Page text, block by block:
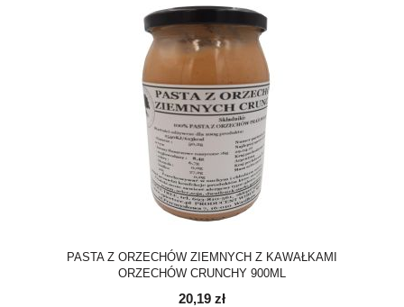
PASTA Z ORZECHÓW ZIEMNYCH Z KAWAŁKAMI
ORZECHÓW CRUNCHY 900ML
20,19 zł